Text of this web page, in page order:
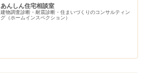
あんしん住宅相談室
建物調査診断・耐震診断・住まいづくりのコンサルティン
グ（ホームインスペクション）